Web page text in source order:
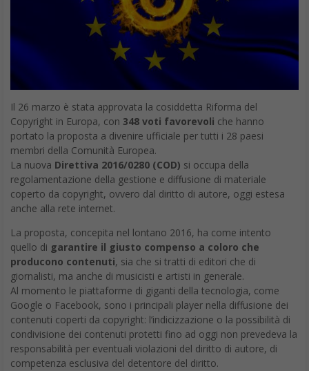
Il 26 marzo è stata approvata la cosiddetta Riforma del
Copyright in Europa, con 348 voti favorevoli che hanno
portato la proposta a divenire ufficiale per tutti i 28 paesi
membri della Comunità Europea.
La nuova Direttiva 2016/0280 (COD) si occupa della
regolamentazione della gestione e diffusione di materiale
coperto da copyright, ovvero dal diritto di autore, oggi estesa
anche alla rete internet.
La proposta, concepita nel lontano 2016, ha come intento
quello di garantire il giusto compenso a coloro che
producono contenuti, sia che si tratti di editori che di
giornalisti, ma anche di musicisti e artisti in generale.
Al momento le piattaforme di giganti della tecnologia, come
Google o Facebook, sono i principali player nella diffusione dei
contenuti coperti da copyright: l’indicizzazione o la possibilità di
condivisione dei contenuti protetti fino ad oggi non prevedeva la
responsabilità per eventuali violazioni del diritto di autore, di
competenza esclusiva del detentore del diritto.